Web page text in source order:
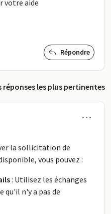
votre aide
Répondre
réponses les plus pertinentes
la sollicitation de
vous pouvez :
: Utilisez les échanges
qu'il n'y a pas de